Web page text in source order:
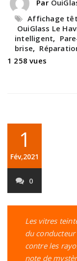
Par
Affichage
OuiGlass Le
intelligent,
brise,
1 258 vues
1
Fév,2021
0
Les vitres
du
contre les
note de